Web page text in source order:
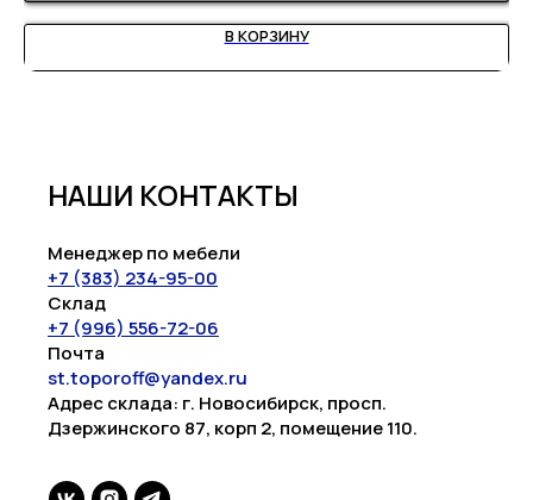
В КОРЗИНУ
НАШИ КОНТАКТЫ
Менеджер по мебели
+7 (383) 234-95-00
Склад
+7 (996) 556-72-06
Почта
st.toporoff@yandex.ru
Адрес склада: г. Новосибирск, просп.
Дзержинского 87, корп 2, помещение 110.